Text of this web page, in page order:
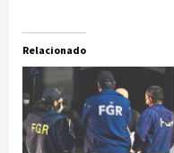
Relacionado